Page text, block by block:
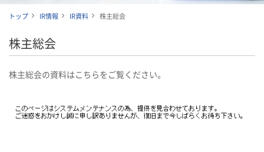
トップ IR情報 IR資料 株主総会
株主総会
株主総会の資料はこちらをご覧ください。